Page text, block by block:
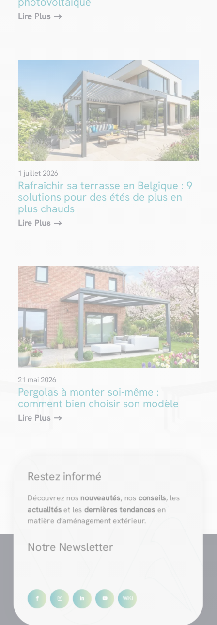
Lire Plus
Rafraîchir sa terrasse en Belgique : 9
solutions pour des étés de plus en
plus chauds
1 juillet 2026
Lire Plus
Pergolas à monter soi-même :
comment bien choisir son modèle
21 mai 2026
Lire Plus
Restez informé
Découvrez nos nouveautés, nos conseils, les
actualitéset les dernières tendances en
matière d’aménagement extérieur.
Notre Newsletter